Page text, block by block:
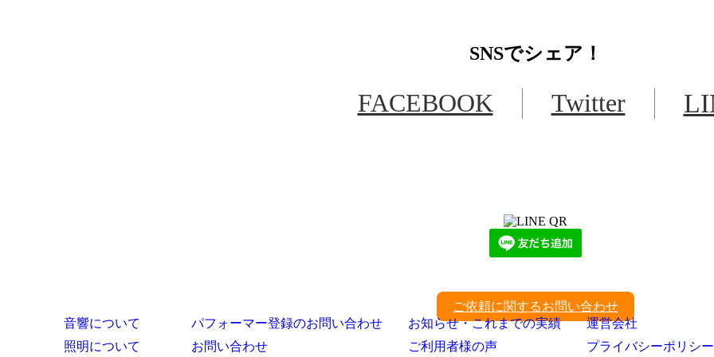
SNSでシェア！
FACEBOOK Twitter
ご依頼に関するお問い合わせ
音響について
照明について
パフォーマー登録のお問い合わせ
お問い合わせ
お知らせ・これまでの実績
ご利用者様の声
運営会社
プライバシーポリシー